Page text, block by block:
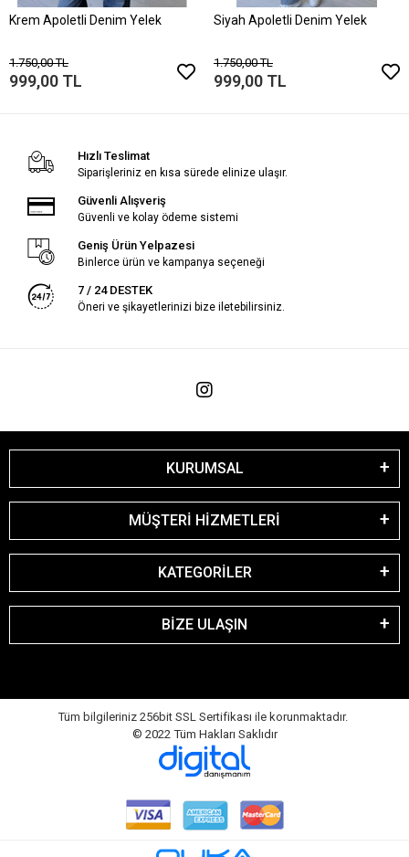
Krem Apoletli Denim Yelek
1.750,00 TL
999,00 TL
Siyah Apoletli Denim Yelek
1.750,00 TL
999,00 TL
Hızlı Teslimat
Siparişleriniz en kısa sürede elinize ulaşır.
Güvenli Alışveriş
Güvenli ve kolay ödeme sistemi
Geniş Ürün Yelpazesi
Binlerce ürün ve kampanya seçeneği
7 / 24 DESTEK
Öneri ve şikayetlerinizi bize iletebilirsiniz.
KURUMSAL
MÜŞTERİ HİZMETLERİ
KATEGORİLER
BİZE ULAŞIN
Tüm bilgileriniz 256bit SSL Sertifikası ile korunmaktadır.
© 2022 Tüm Hakları Saklıdır